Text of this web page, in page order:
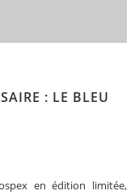
: LE BLEU
en édition limitée,